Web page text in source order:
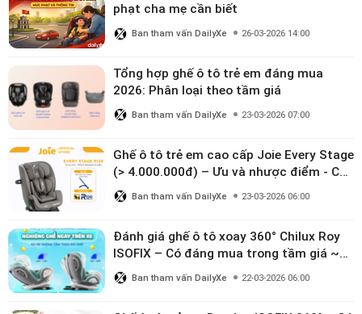
phạt cha mẹ cần biết
Ban tham vấn DailyXe 26-03-2026 14:00
Tổng hợp ghế ô tô trẻ em đáng mua
2026: Phân loại theo tầm giá
Ban tham vấn DailyXe 23-03-2026 07:00
Ghế ô tô trẻ em cao cấp Joie Every Stage
(> 4.000.000đ) – Ưu và nhược điểm - Có
đáng đầu tư cho bé từ 0–12 tuổi?
Ban tham vấn DailyXe 23-03-2026 06:00
Đánh giá ghế ô tô xoay 360° Chilux Roy
ISOFIX – Có đáng mua trong tầm giá ~3
triệu
Ban tham vấn DailyXe 22-03-2026 06:00